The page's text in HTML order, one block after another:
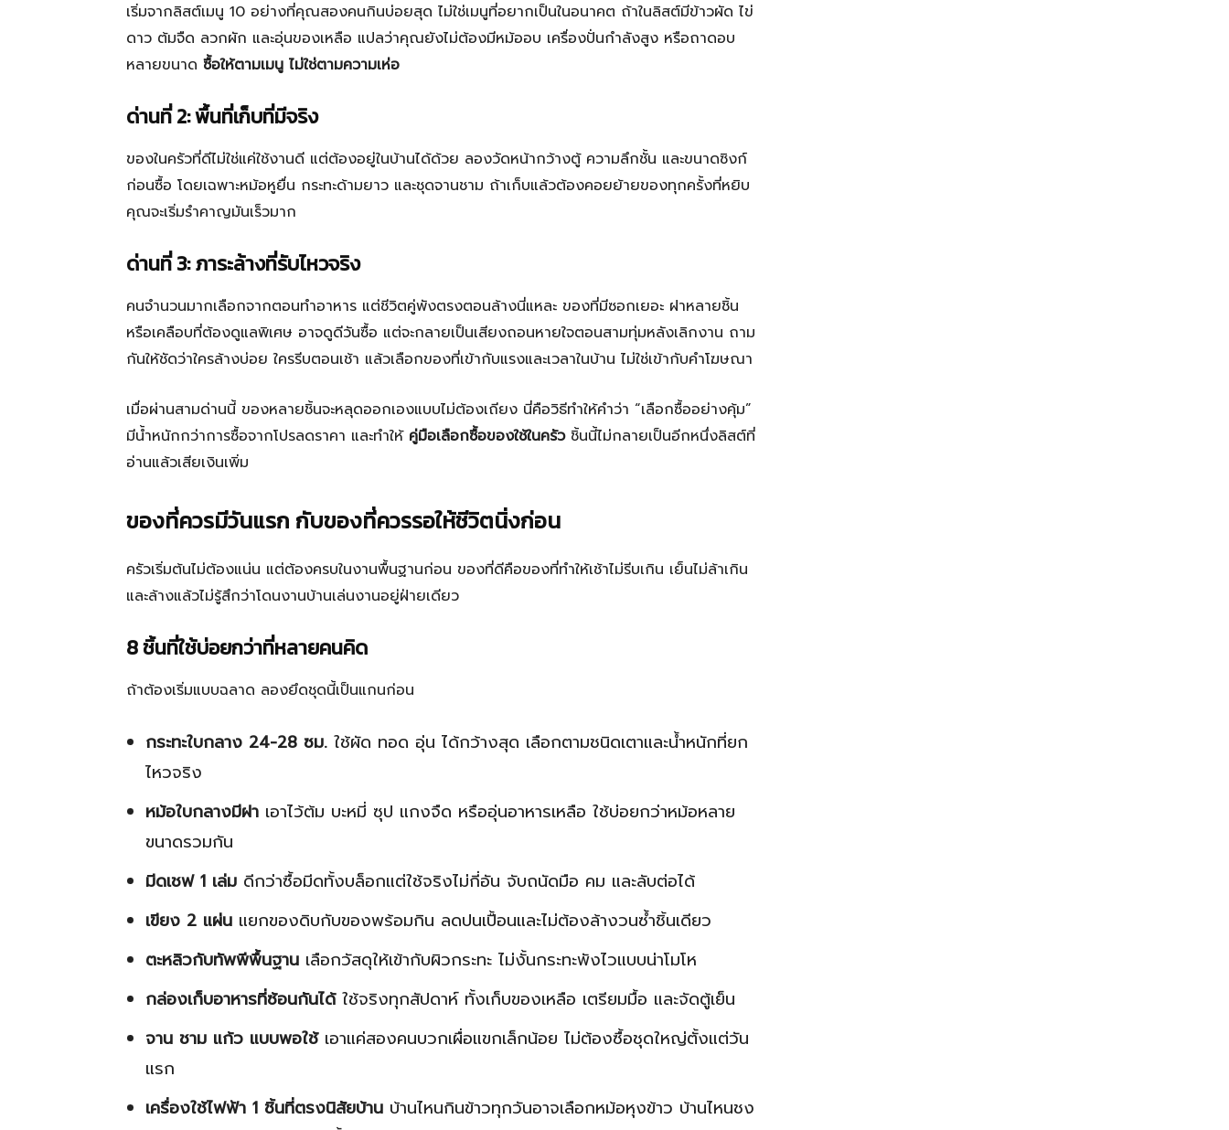
เริ่มจากลิสต์เมนู 10 อย่างที่คุณสองคนกินบ่อยสุด ไม่ใช่เมนูที่อยากเป็นในอนาคต ถ้าในลิสต์มีข้าวผัด ไข่
ดาว ต้มจืด ลวกผัก และอุ่นของเหลือ แปลว่าคุณยังไม่ต้องมีหม้ออบ เครื่องปั่นกำลังสูง หรือถาดอบ
หลายขนาด ซื้อให้ตามเมนู ไม่ใช่ตามความเห่อ
ด่านที่ 2: พื้นที่เก็บที่มีจริง
ของในครัวที่ดีไม่ใช่แค่ใช้งานดี แต่ต้องอยู่ในบ้านได้ด้วย ลองวัดหน้ากว้างตู้ ความลึกชั้น และขนาดซิงก์
ก่อนซื้อ โดยเฉพาะหม้อหูยื่น กระทะด้ามยาว และชุดจานชาม ถ้าเก็บแล้วต้องคอยย้ายของทุกครั้งที่หยิบ
คุณจะเริ่มรำคาญมันเร็วมาก
ด่านที่ 3: ภาระล้างที่รับไหวจริง
คนจำนวนมากเลือกจากตอนทำอาหาร แต่ชีวิตคู่พังตรงตอนล้างนี่แหละ ของที่มีซอกเยอะ ฝาหลายชิ้น
หรือเคลือบที่ต้องดูแลพิเศษ อาจดูดีวันซื้อ แต่จะกลายเป็นเสียงถอนหายใจตอนสามทุ่มหลังเลิกงาน ถาม
กันให้ชัดว่าใครล้างบ่อย ใครรีบตอนเช้า แล้วเลือกของที่เข้ากับแรงและเวลาในบ้าน ไม่ใช่เข้ากับคำโฆษณา
เมื่อผ่านสามด่านนี้ ของหลายชิ้นจะหลุดออกเองแบบไม่ต้องเถียง นี่คือวิธีทำให้คำว่า “เลือกซื้ออย่างคุ้ม”
มีน้ำหนักกว่าการซื้อจากโปรลดราคา และทำให้ คู่มือเลือกซื้อของใช้ในครัวชิ้นนี้ไม่กลายเป็นอีกหนึ่งลิสต์ที่
อ่านแล้วเสียเงินเพิ่ม
ของที่ควรมีวันแรก กับของที่ควรรอให้ชีวิตนิ่งก่อน
ครัวเริ่มต้นไม่ต้องแน่น แต่ต้องครบในงานพื้นฐานก่อน ของที่ดีคือของที่ทำให้เช้าไม่รีบเกิน เย็นไม่ล้าเกิน
และล้างแล้วไม่รู้สึกว่าโดนงานบ้านเล่นงานอยู่ฝ่ายเดียว
8 ชิ้นที่ใช้บ่อยกว่าที่หลายคนคิด
ถ้าต้องเริ่มแบบฉลาด ลองยึดชุดนี้เป็นแกนก่อน
กระทะใบกลาง 24-28 ซม. ใช้ผัด ทอด อุ่น ได้กว้างสุด เลือกตามชนิดเตาและน้ำหนักที่ยก
ไหวจริง
หม้อใบกลางมีฝา เอาไว้ต้ม บะหมี่ ซุป แกงจืด หรืออุ่นอาหารเหลือ ใช้บ่อยกว่าหม้อหลาย
ขนาดรวมกัน
มีดเชฟ 1 เล่ม ดีกว่าซื้อมีดทั้งบล็อกแต่ใช้จริงไม่กี่อัน จับถนัดมือ คม และลับต่อได้
เขียง 2 แผ่น แยกของดิบกับของพร้อมกิน ลดปนเปื้อนและไม่ต้องล้างวนซ้ำชิ้นเดียว
ตะหลิวกับทัพพีพื้นฐาน เลือกวัสดุให้เข้ากับผิวกระทะ ไม่งั้นกระทะพังไวแบบน่าโมโห
กล่องเก็บอาหารที่ซ้อนกันได้ใช้จริงทุกสัปดาห์ ทั้งเก็บของเหลือ เตรียมมื้อ และจัดตู้เย็น
จาน ชาม แก้ว แบบพอใช้เอาแค่สองคนบวกเผื่อแขกเล็กน้อย ไม่ต้องซื้อชุดใหญ่ตั้งแต่วัน
แรก
เครื่องใช้ไฟฟ้า 1 ชิ้นที่ตรงนิสัยบ้าน บ้านไหนกินข้าวทุกวันอาจเลือกหม้อหุงข้าว บ้านไหนชง